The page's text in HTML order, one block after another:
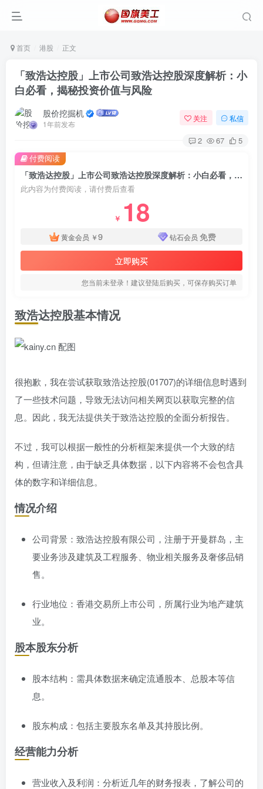
首页 港股 正文
「致浩达控股」上市公司致浩达控股深度解析：小
白必看，揭秘投资价值与风险
股价挖掘机
1年前发布
关注 私信
2 67 5
「致浩达控股」上市公司致浩达控股深度解析：小白必看，揭秘投资价值与风险
此内容为付费阅读，请付费后查看
￥ 18
黄金会员 ￥9 钻石会员 免费
立即购买
您当前未登录！建议登陆后购买，可保存购买订单
付费阅读
致浩达控股基本情况
很抱歉，我在尝试获取致浩达控股(01707)的详细信息时遇到
了一些技术问题，导致无法访问相关网页以获取完整的信
息。因此，我无法提供关于致浩达控股的全面分析报告。
不过，我可以根据一般性的分析框架来提供一个大致的结
构，但请注意，由于缺乏具体数据，以下内容将不会包含具
体的数字和详细信息。
情况介绍
公司背景：致浩达控股有限公司，注册于开曼群岛，主
要业务涉及建筑及工程服务、物业相关服务及奢侈品销
售。
行业地位：香港交易所上市公司，所属行业为地产建筑
业。
股本股东分析
股本结构：需具体数据来确定流通股本、总股本等信
息。
股东构成：包括主要股东名单及其持股比例。
经营能力分析
营业收入及利润：分析近几年的财务报表，了解公司的